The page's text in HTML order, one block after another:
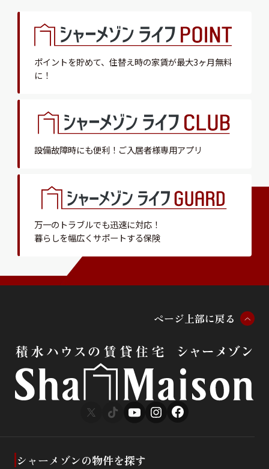
ポイントを貯めて、 住替え時の家賃が最大3ヶ月無料
に！
設備故障時にも便利！ ご入居者様専用アプリ
万一のトラブルでも迅速に対応！
暮らしを幅広くサポートする保険
ページ 上部に戻る
シャーメゾンの物件を探す